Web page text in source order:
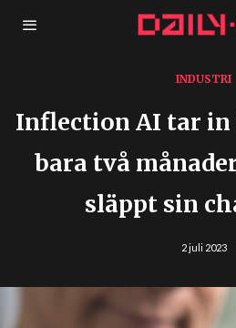
INDUSTRI
Inflection AI tar in
bara två
släppt sin
2 juli 2023